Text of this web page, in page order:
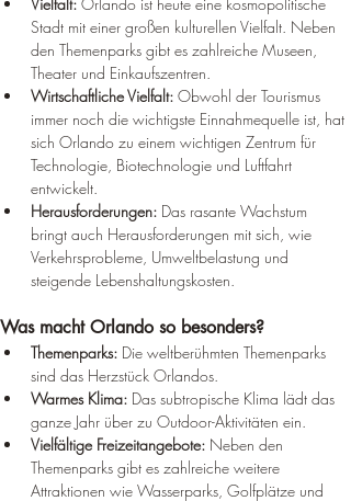
Stadt mit einer großen kulturellen Vielfalt. Neben
den Themenparks gibt es zahlreiche Museen,
Theater und Einkaufszentren.
Wirtschaftliche Vielfalt: Obwohl der Tourismus
immer noch die wichtigste Einnahmequelle ist, hat
sich Orlando zu einem wichtigen Zentrum für
Technologie, Biotechnologie und Luftfahrt
entwickelt.
Herausforderungen: Das rasante Wachstum
bringt auch Herausforderungen mit sich, wie
Verkehrsprobleme, Umweltbelastung und
steigende Lebenshaltungskosten.
Was macht Orlando so besonders?
Themenparks: Die weltberühmten Themenparks
sind das Herzstück Orlandos.
Warmes Klima: Das subtropische Klima lädt das
ganze Jahr über zu Outdoor-Aktivitäten ein.
Vielfältige Freizeitangebote: Neben den
Themenparks gibt es zahlreiche weitere
Attraktionen wie Wasserparks, Golfplätze und